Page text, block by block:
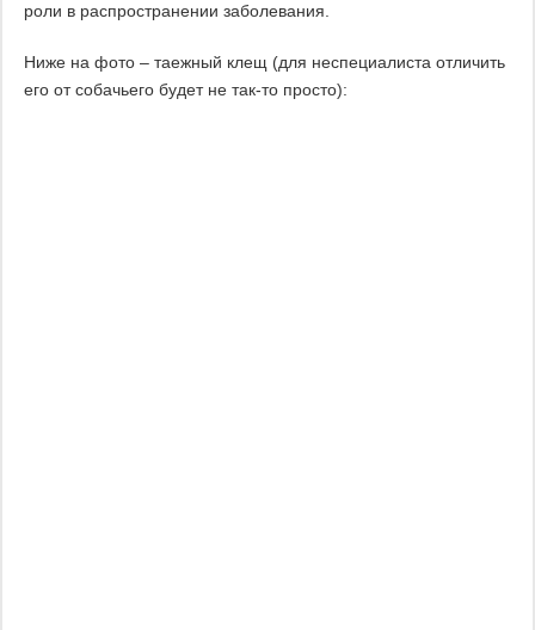
роли в распространении заболевания.
Ниже на фото – таежный клещ (для неспециалиста отличить
его от собачьего будет не так-то просто):